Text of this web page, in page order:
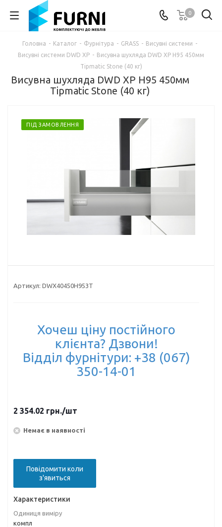
0
Головна - Каталог - Фурнітура - GRASS - Висувні системи -
Висувні системи DWD XP - Висувна шухляда DWD XP Н95 450мм
Tipmatic Stone (40 кг)
Висувна шухляда DWD XP Н95 450мм
Tipmatic Stone (40 кг)
ПІД ЗАМОВЛЕННЯ
Артикул: DWX40450H953T
Хочеш ціну постійного
клієнта? Дзвони!
Відділ фурнітури: +38 (067)
350-14-01
2 354.02 грн./шт
Немає в наявності
Повідомити коли
з'явиться
Характеристики
Одиниця виміру
компл